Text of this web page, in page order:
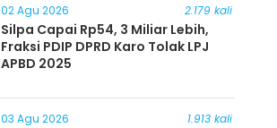
02 Agu 2026 2.179 kali
Silpa Capai Rp54, 3 Miliar Lebih,
Fraksi PDIP DPRD Karo Tolak LPJ
APBD 2025
03 Agu 2026 1.913 kali